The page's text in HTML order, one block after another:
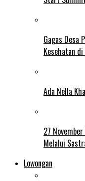
Gagas Desa
Kesehatan
Ada Nella
27
Melalui
Lowongan